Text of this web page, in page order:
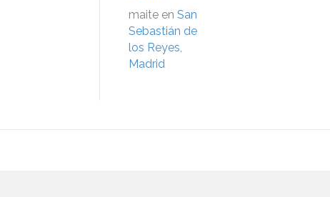
maite en San
Sebastián de
los Reyes,
Madrid